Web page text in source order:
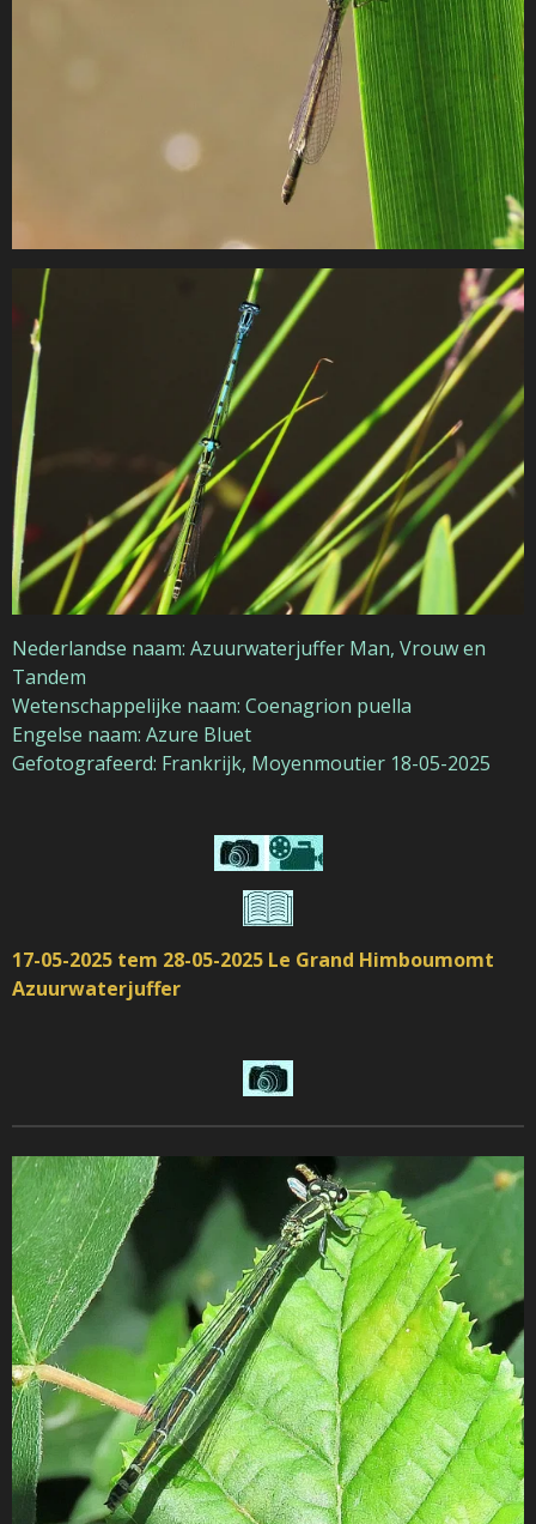
Nederlandse naam: Azuurwaterjuffer Man, Vrouw en
Tandem
Wetenschappelijke naam: Coenagrion puella
Engelse naam: Azure Bluet
Gefotografeerd: Frankrijk, Moyenmoutier 18-05-2025
17-05-2025 tem 28-05-2025 Le Grand Himboumomt
Azuurwaterjuffer